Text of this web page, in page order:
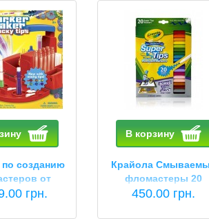
созданию
от
грн.
В корзину
Крайола
фломастеры 20
цветов
450.00 грн.